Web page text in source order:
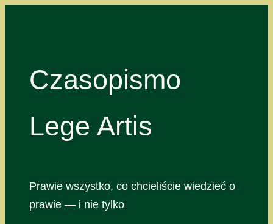
Czasopismo
Lege Artis
Prawie wszystko, co chcieliście wiedzieć o
prawie — i nie tylko